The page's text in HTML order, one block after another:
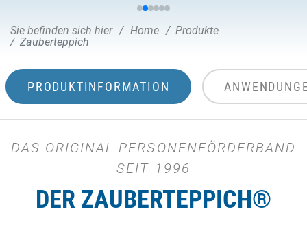
Sie befinden sich hier Home
Produkte
Zauberteppich
PRODUKTINFORMATION
DAS ORIGINAL PERSONENFÖRDERBAND
SEIT 1996
DER ZAUBERTEPPICH®